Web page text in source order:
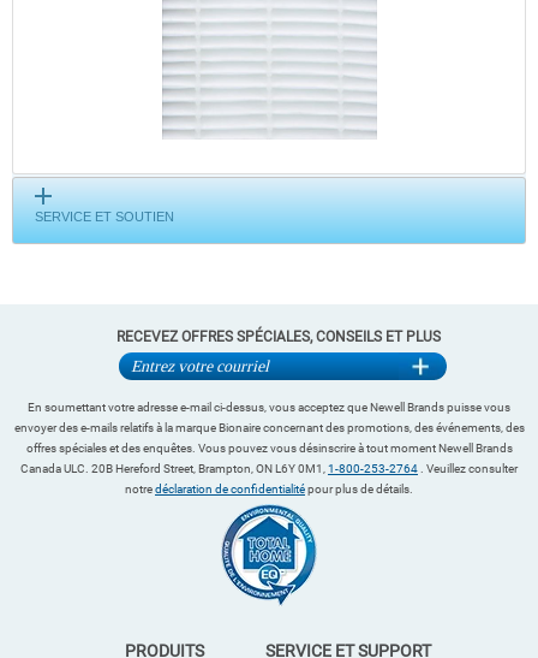
SERVICE ET SOUTIEN
RECEVEZ OFFRES SPÉCIALES, CONSEILS ET PLUS
En soumettant votre adresse e-mail ci-dessus, vous acceptez que Newell Brands puisse vous
envoyer des e-mails relatifs à la marque Bionaire concernant des promotions, des événements, des
offres spéciales et des enquêtes. Vous pouvez vous désinscrire à tout moment Newell Brands
Canada ULC. 20B Hereford Street, Brampton, ON L6Y 0M1, 1-800-253-2764
. Veuillez consulter
notredéclaration de confidentialitépour plus de détails.
PRODUITS SERVICE ET SUPPORT